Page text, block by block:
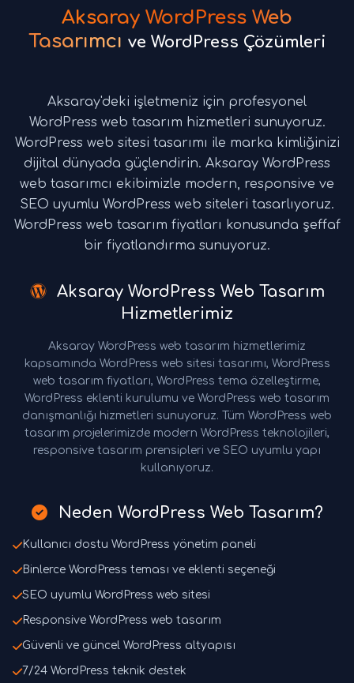
Aksaray WordPress Web
Tasarımcı ve WordPress Çözümleri
Aksaray'deki işletmeniz için profesyonel
WordPress web tasarım hizmetleri sunuyoruz.
WordPress web sitesi tasarımı ile marka kimliğinizi
dijital dünyada güçlendirin. Aksaray WordPress
web tasarımcı ekibimizle modern, responsive ve
SEO uyumlu WordPress web siteleri tasarlıyoruz.
WordPress web tasarım fiyatları konusunda şeffaf
bir fiyatlandırma sunuyoruz.
Aksaray WordPress Web Tasarım
Hizmetlerimiz
Aksaray WordPress web tasarım hizmetlerimiz
kapsamında WordPress web sitesi tasarımı, WordPress
web tasarım fiyatları, WordPress tema özelleştirme,
WordPress eklenti kurulumu ve WordPress web tasarım
danışmanlığı hizmetleri sunuyoruz. Tüm WordPress web
tasarım projelerimizde modern WordPress teknolojileri,
responsive tasarım prensipleri ve SEO uyumlu yapı
kullanıyoruz.
Neden WordPress Web Tasarım?
Kullanıcı dostu WordPress yönetim paneli
Binlerce WordPress teması ve eklenti seçeneği
SEO uyumlu WordPress web sitesi
Responsive WordPress web tasarım
Güvenli ve güncel WordPress altyapısı
7/24 WordPress teknik destek